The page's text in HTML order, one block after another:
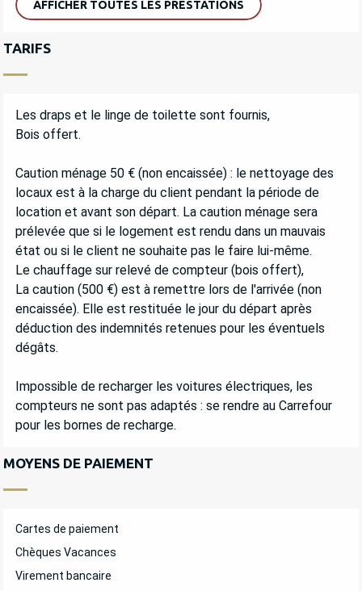
AFFICHER TOUTES LES PRESTATIONS
TARIFS
Les draps et le linge de toilette sont fournis,
Bois offert.
Caution ménage 50 € (non encaissée) : le nettoyage des
locaux est à la charge du client pendant la période de
location et avant son départ. La caution ménage sera
prélevée que si le logement est rendu dans un mauvais
état ou si le client ne souhaite pas le faire lui-même.
Le chauffage sur relevé de compteur (bois offert),
La caution (500 €) est à remettre lors de l'arrivée (non
encaissée). Elle est restituée le jour du départ après
déduction des indemnités retenues pour les éventuels
dégâts.
Impossible de recharger les voitures électriques, les
compteurs ne sont pas adaptés : se rendre au Carrefour
pour les bornes de recharge.
MOYENS DE PAIEMENT
Cartes de paiement
Chèques Vacances
Virement bancaire